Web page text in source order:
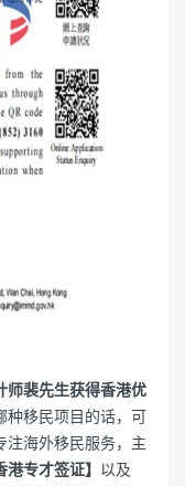
师裴先生获得香港优
种移民项目的话，可
注海外移民服务，主
港专才签证】 以及